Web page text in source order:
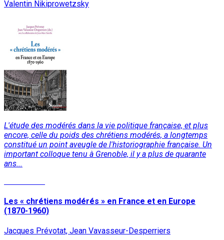
Valentin Nikiprowetzsky
L'étude des modérés dans la vie politique française, et plus
encore, celle du poids des chrétiens modérés, a longtemps
constitué un point aveugle de l'historiographie française. Un
important colloque tenu à Grenoble, il y a plus de quarante
ans...
Les « chrétiens modérés » en France et en Europe
(1870-1960)
Jacques Prévotat, Jean Vavasseur-Desperriers